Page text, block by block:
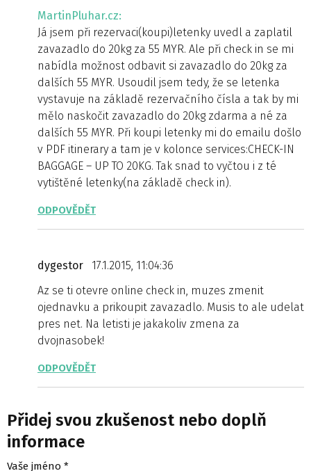
MartinPluhar.cz:
Já jsem při rezervaci(koupi)letenky uvedl a zaplatil
zavazadlo do 20kg za 55 MYR. Ale při check in se mi
nabídla možnost odbavit si zavazadlo do 20kg za
dalších 55 MYR. Usoudil jsem tedy, že se letenka
vystavuje na základě rezervačního čísla a tak by mi
mělo naskočit zavazadlo do 20kg zdarma a né za
dalších 55 MYR. Při koupi letenky mi do emailu došlo
v PDF itinerary a tam je v kolonce services:CHECK-IN
BAGGAGE – UP TO 20KG. Tak snad to vyčtou i z té
vytištěné letenky(na základě check in).
ODPOVĚDĚT
dygestor
17.1.2015, 11:04:36
Az se ti otevre online check in, muzes zmenit
ojednavku a prikoupit zavazadlo. Musis to ale udelat
pres net. Na letisti je jakakoliv zmena za
dvojnasobek!
ODPOVĚDĚT
Přidej svou zkušenost nebo doplň
informace
Vaše jméno *